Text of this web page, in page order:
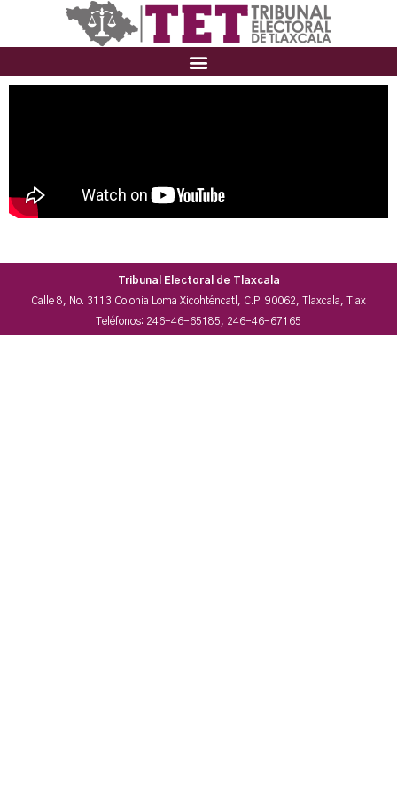
Tribunal Electoral de Tlaxcala
Calle 8, No. 3113 Colonia Loma Xicohténcatl, C.P. 90062, Tlaxcala, Tlax
Teléfonos: 246-46-65185, 246-46-67165